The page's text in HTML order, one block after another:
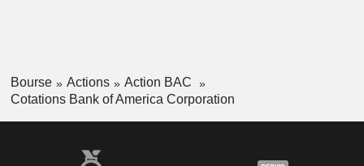
Bourse Actions
Action BAC
Cotations Bank of America Corporation